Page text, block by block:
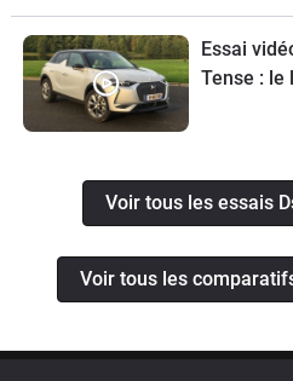
Essai
Tense : le
Voir tous les essais
Voir tous les